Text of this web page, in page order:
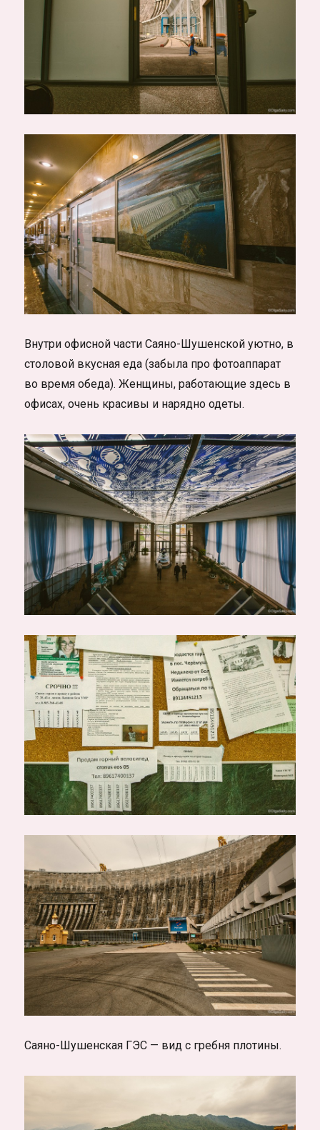
Внутри офисной части Саяно-Шушенской уютно, в
столовой вкусная еда (забыла про фотоаппарат
во время обеда). Женщины, работающие здесь в
офисах, очень красивы и нарядно одеты.
Саяно-Шушенская ГЭС — вид с гребня плотины.